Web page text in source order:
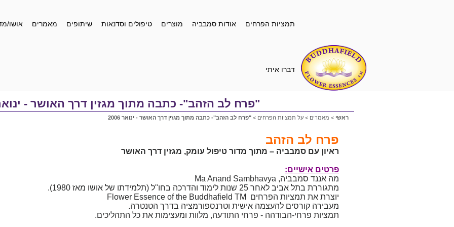
תמציות הפרחים אודות סמבביה מוצרים טיפולים וסדנאות שיתופים מאמרים אושו/
דברו איתי
"פרח לב הזהב"- כתבה מתוך מגזין דרך האושר - ינואר
ראשי > מאמרים > על תמציות הפרחים > "פרח לב הזהב"- כתבה מתוך מגזין דרך האושר - ינואר 2006
פרח לב הזהב
ראיון עם סמבביה – מתוך מדור טיפול עומק, מגזין דרך האושר
פרטים אישיים:
מה אננד סמבביה, Ma Anand Sambhavya
מתגוררת בתל אביב לאחר 25 שנות לימוד והדרכה בחו"ל (תלמידתו של אושו מאז 1980).
יוצרת את תמציות הפרחים Flower Essence of the Buddhafield TM
מעבירה קורסים להעצמה אישית וטרנספורמציה בדרך הטנטרה.
תמציות פרחי-הבודהה - פרחי התודעה, מלוות ומעצימות את כל התהליכים.